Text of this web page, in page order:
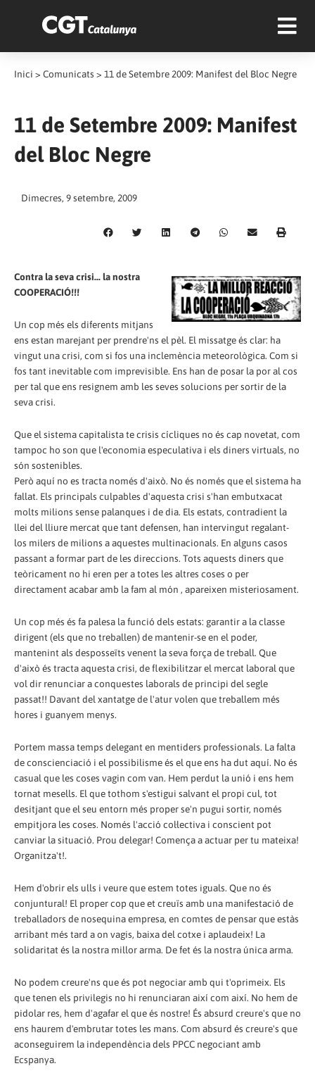
Inici > Comunicats > 11 de Setembre 2009: Manifest del Bloc Negre
11 de Setembre 2009: Manifest
del Bloc Negre
Dimecres, 9 setembre, 2009
Contra la seva crisi... la nostra
COOPERACIÓ!!!
Un cop més els diferents mitjans
ens estan marejant per prendre'ns el pèl. El missatge és clar: ha
vingut una crisi, com si fos una inclemència meteorològica. Com si
fos tant inevitable com imprevisible. Ens han de posar la por al cos
per tal que ens resignem amb les seves solucions per sortir de la
seva crisi.
Que el sistema capitalista te crisis cícliques no és cap novetat, com
tampoc ho son que l'economia especulativa i els diners virtuals, no
són sostenibles.
Però aquí no es tracta només d'això. No és només que el sistema ha
fallat. Els principals culpables d'aquesta crisi s'han embutxacat
molts milions sense palanques i de dia. Els estats, contradient la
llei del lliure mercat que tant defensen, han intervingut regalant-
los milers de milions a aquestes multinacionals. En alguns casos
passant a formar part de les direccions. Tots aquests diners que
teòricament no hi eren per a totes les altres coses o per
directament acabar amb la fam al món , apareixen misteriosament.
Un cop més és fa palesa la funció dels estats: garantir a la classe
dirigent (els que no treballen) de mantenir-se en el poder,
mantenint als desposseïts venent la seva força de treball. Que
d'això és tracta aquesta crisi, de flexibilitzar el mercat laboral que
vol dir renunciar a conquestes laborals de principi del segle
passat!! Davant del xantatge de l'atur volen que treballem més
hores i guanyem menys.
Portem massa temps delegant en mentiders professionals. La falta
de conscienciació i el possibilisme és el que ens ha dut aquí. No és
casual que les coses vagin com van. Hem perdut la unió i ens hem
tornat mesells. El que tothom s'estigui salvant el propi cul, tot
desitjant que el seu entorn més proper se'n pugui sortir, només
empitjora les coses. Només l'acció col·lectiva i conscient pot
canviar la situació. Prou delegar! Comença a actuar per tu mateixa!
Organitza't!.
Hem d'obrir els ulls i veure que estem totes iguals. Que no és
conjuntural! El proper cop que et creuïs amb una manifestació de
treballadors de nosequina empresa, en comtes de pensar que estàs
arribant més tard a on vagis, baixa del cotxe i aplaudeix! La
solidaritat és la nostra millor arma. De fet és la nostra única arma.
No podem creure'ns que és pot negociar amb qui t'oprimeix. Els
que tenen els privilegis no hi renunciaran així com així. No hem de
pidolar res, hem d'agafar el que és nostre! És absurd creure's que no
ens haurem d'embrutar totes les mans. Com absurd és creure's que
aconseguirem la independència dels PPCC negociant amb
Ecspanya.